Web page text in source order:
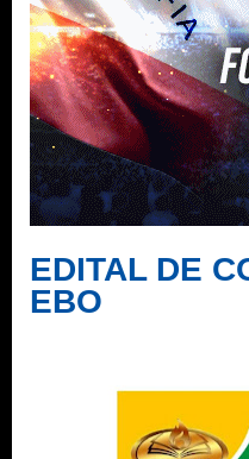
EDITAL DE
EBO